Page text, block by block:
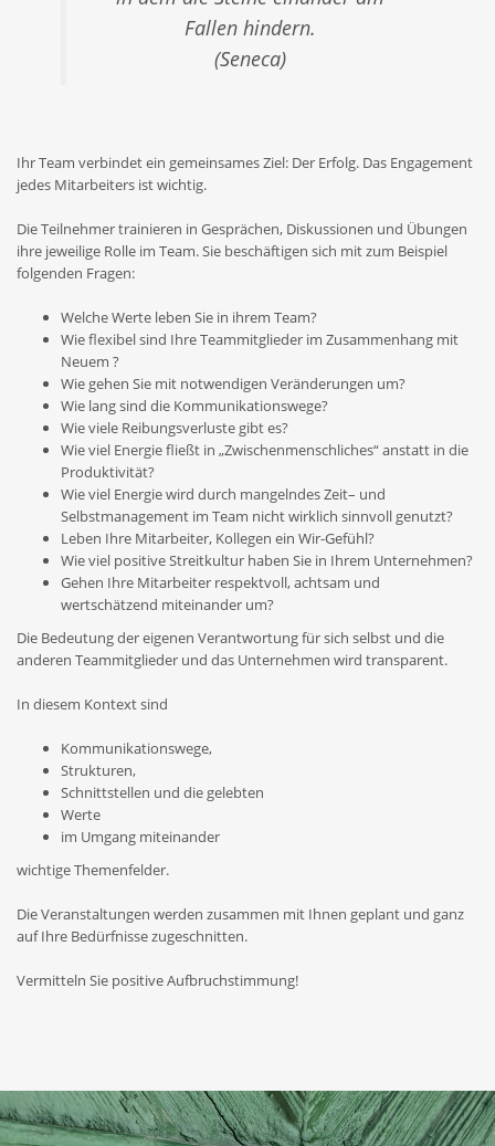
Fallen hindern.
(Seneca)
Ihr Team verbindet ein gemeinsames Ziel: Der Erfolg. Das Engagement
jedes Mitarbeiters ist wichtig.
Die Teilnehmer trainieren in Gesprächen, Diskussionen und Übungen
ihre jeweilige Rolle im Team. Sie beschäftigen sich mit zum Beispiel
folgenden Fragen:
Welche Werte leben Sie in ihrem Team?
Wie flexibel sind Ihre Teammitglieder im Zusammenhang mit
Neuem ?
Wie gehen Sie mit notwendigen Veränderungen um?
Wie lang sind die Kommunikationswege?
Wie viele Reibungsverluste gibt es?
Wie viel Energie fließt in „Zwischenmenschliches“ anstatt in die
Produktivität?
Wie viel Energie wird durch mangelndes Zeit– und
Selbstmanagement im Team nicht wirklich sinnvoll genutzt?
Leben Ihre Mitarbeiter, Kollegen ein Wir-Gefühl?
Wie viel positive Streitkultur haben Sie in Ihrem Unternehmen?
Gehen Ihre Mitarbeiter respektvoll, achtsam und
wertschätzend miteinander um?
Die Bedeutung der eigenen Verantwortung für sich selbst und die
anderen Teammitglieder und das Unternehmen wird transparent.
In diesem Kontext sind
Kommunikationswege,
Strukturen,
Schnittstellen und die gelebten
Werte
im Umgang miteinander
wichtige Themenfelder.
Die Veranstaltungen werden zusammen mit Ihnen geplant und ganz
auf Ihre Bedürfnisse zugeschnitten.
Vermitteln Sie positive Aufbruchstimmung!